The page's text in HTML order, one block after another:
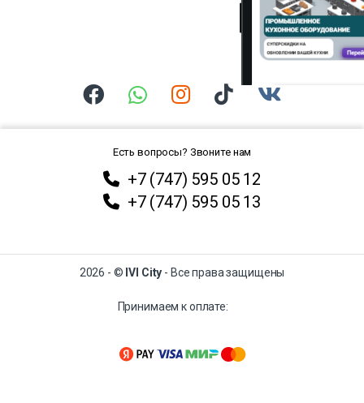
Есть вопросы? Звоните нам
+7 (747) 595 05 12
+7 (747) 595 05 13
2026 - © IVI City - Все права защищены
Принимаем к оплате: